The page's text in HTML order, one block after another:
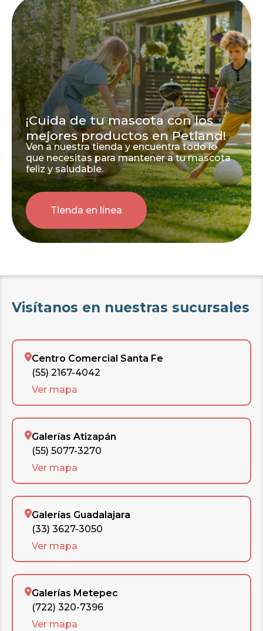
¡Cuida de tu mascota con los
mejores productos en Petland!
Ven a nuestra tienda y encuentra todo lo
que necesitas para mantener a tu mascota
feliz y saludable.
Tienda en línea
Visítanos en nuestras sucursales
Centro Comercial Santa Fe
(55) 2167-4042
Ver mapa
Galerías Atizapán
(55) 5077-3270
Ver mapa
Galerías Guadalajara
(33) 3627-3050
Ver mapa
Galerías Metepec
(722) 320-7396
Ver mapa